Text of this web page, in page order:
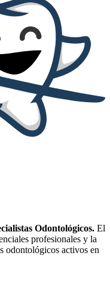
Odontológicos. El
profesionales y la
odontológicos activos en